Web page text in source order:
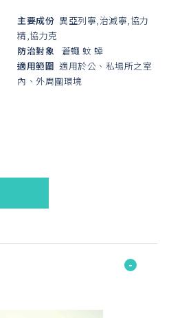
主要成份 異亞列寧,治滅寧,協力
精,協力克
防治對象 蒼蠅 蚊 蟑
適用範圍 適用於公、私場所之室
內、外周圍環境